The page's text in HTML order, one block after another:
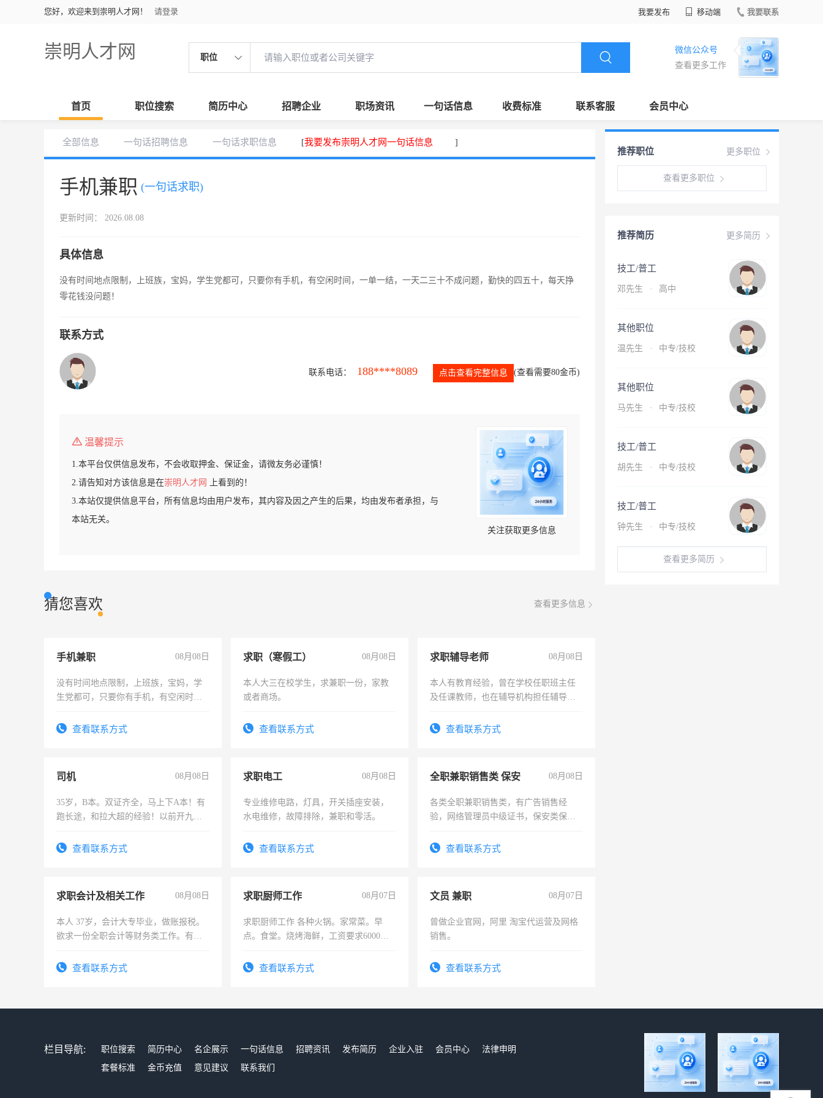
您好，欢迎来到崇明人才网！ 请登录 我要发布 移动端 我要联系
崇明人才网 职位
微信公众号
查看更多工作
首页 职位搜索 简历中心 招聘企业 职场资讯 一句话信息 收费标准 联系客服 会员中心
全部信息 一句话招聘信息 一句话求职信息 [我要发布崇明人才网一句话信息 ]
手机兼职 (一句话求职)
更新时间： 2026.08.08
具体信息
没有时间地点限制，上班族，宝妈，学生党都可，只要你有手机，有空闲时间，一单一结，一天二三十不成问题，勤快的四五十，每天挣
零花钱没问题！
联系方式
联系电话： 188****8089 点击查看完整信息 (查看需要80金币)
温馨提示
1.本平台仅供信息发布，不会收取押金、保证金，请微友务必谨慎！
2.请告知对方该信息是在崇明人才网
上看到的！
3.本站仅提供信息平台，所有信息均由用户发布，其内容及因之产生的后果，均由发布者承担，与
本站无关。
关注获取更多信息
猜您喜欢 查看更多信息
手机兼职 08月08日
没有时间地点限制，上班族，宝妈，学
生党都可，只要你有手机，有空闲时
勤快的四五十，每天挣零花钱没问题！
查看联系方式
求职（寒假工） 08月08日
本人大三在校学生，求兼职一份，家教
或者商场。
查看联系方式
求职辅导老师 08月08日
本人有教育经验，曾在学校任职班主任
及任课教师，也在辅导机构担任辅导教
查看联系方式
司机 08月08日
35岁，B本。双证齐全，马上下A本！有
跑长途，和拉大超的经验！以前开九米
查看联系方式
求职电工 08月08日
专业维修电路，灯具，开关插座安装，
水电维修，故障排除，兼职和零活。
查看联系方式
全职兼职销售类 保安 08月08日
各类全职兼职销售类，有广告销售经
验，网络管理员中级证书，保安类保安
有高低压电工证和十几年工作经验
查看联系方式
求职会计及相关工作 08月08日
本人 37岁，会计大专毕业，做账报税。
欲求一份全职会计等财务类工作。有会
查看联系方式
求职厨师工作 08月07日
求职厨师工作 各种火锅。家常菜。早
点。食堂。烧烤海鲜，工资要求6000以
查看联系方式
文员 兼职 08月07日
曾做企业官网，阿里 淘宝代运营及网格
销售。
查看联系方式
更多职位
推荐职位
查看更多职位
更多简历
推荐简历
技工/普工
邓先生 · 高中
其他职位
温先生 · 中专/技校
其他职位
马先生 · 中专/技校
技工/普工
胡先生 · 中专/技校
技工/普工
钟先生 · 中专/技校
查看更多简历
栏目导航: 职位搜索 简历中心 名企展示 一句话信息 招聘资讯 发布简历 企业入驻 会员中心
法律申明
套餐标准
金币充值 意见建议 联系我们